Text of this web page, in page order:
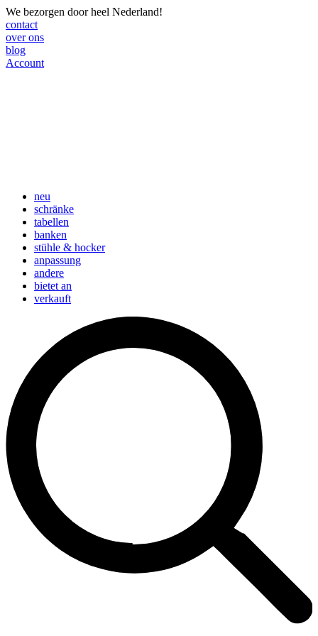
We bezorgen door heel Nederland!
contact
over ons
blog
Account
neu
schränke
tabellen
banken
stühle & hocker
anpassung
andere
bietet an
verkauft